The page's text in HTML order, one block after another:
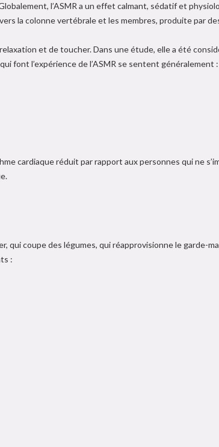
l’ASMR a un effet calmant, sédatif et
la colonne vertébrale et les membres, produite par
et de toucher. Dans une étude, elle a été
font l’expérience de l’ASMR se sentent généralement :
cardiaque réduit par rapport aux personnes qui ne
qui coupe des légumes, qui réapprovisionne le garde-
: